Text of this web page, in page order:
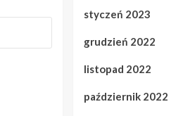
styczeń 2023
grudzień 2022
listopad 2022
październik 2022